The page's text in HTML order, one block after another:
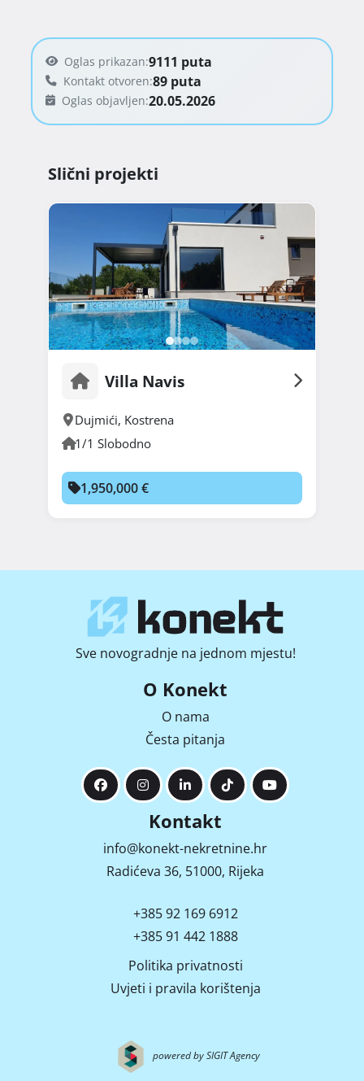
Oglas prikazan:9111 puta
Kontakt otvoren:89 puta
Oglas objavljen:20.05.2026
Slični projekti
Villa Navis
Dujmići, Kostrena
1/1 Slobodno
1,950,000 €
Sve novogradnje na jednom mjestu!
O Konekt
O nama
Česta pitanja
Kontakt
info@konekt-nekretnine.hr
Radićeva 36, 51000, Rijeka
+385 92 169 6912
+385 91 442 1888
Politika privatnosti
Uvjeti i pravila korištenja
powered by SIGIT Agency